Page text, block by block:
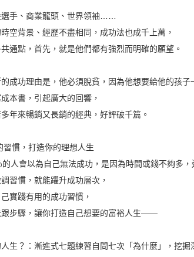
選手、商業龍頭、世界領袖……
空背景、經歷不盡相同，成功法也成千上萬，
通點，首先，就是他們都有強烈而明確的願望。
成功理由是，他必須脫貧，因為他想要給他的孩
本書，引起廣大的回響，
年來暢銷又長銷的經典，好評破千篇。
慣，打造你的理想人生
人會以為自己無法成功，是因為時間或錢不夠多，
習慣，就能躍升成功層次，
實踐有用的成功習慣，
跟步驟，讓你打造自己想要的富裕人生——
人生？：漸進式七題練習自問七次「為什麼」，挖掘